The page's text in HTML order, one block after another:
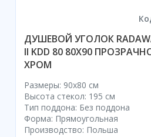
ДУШЕВОЙ УГОЛОК
II KDD 80 80Х90
ХРОМ
Размеры: 90x80 cм
Высота стекол: 195 см
Тип поддона: Без поддона
Форма: Прямоугольная
Производство: Польша